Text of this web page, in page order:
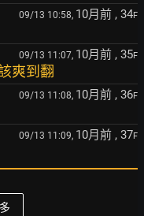
09/13 10:58, 10月前 , 34F
09/13 11:07, 10月前 , 35F
爽到翻
09/13 11:08, 10月前 , 36F
09/13 11:09, 10月前 , 37F